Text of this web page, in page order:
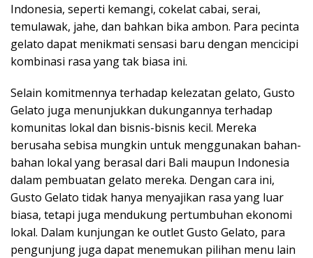
Indonesia, seperti kemangi, cokelat cabai, serai,
temulawak, jahe, dan bahkan bika ambon. Para pecinta
gelato dapat menikmati sensasi baru dengan mencicipi
kombinasi rasa yang tak biasa ini.
Selain komitmennya terhadap kelezatan gelato, Gusto
Gelato juga menunjukkan dukungannya terhadap
komunitas lokal dan bisnis-bisnis kecil. Mereka
berusaha sebisa mungkin untuk menggunakan bahan-
bahan lokal yang berasal dari Bali maupun Indonesia
dalam pembuatan gelato mereka. Dengan cara ini,
Gusto Gelato tidak hanya menyajikan rasa yang luar
biasa, tetapi juga mendukung pertumbuhan ekonomi
lokal. Dalam kunjungan ke outlet Gusto Gelato, para
pengunjung juga dapat menemukan pilihan menu lain